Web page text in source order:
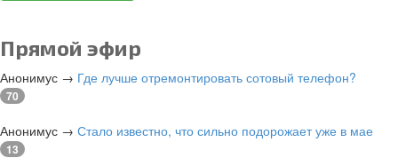
Прямой эфир
Анонимус → Где лучше отремонтировать сотовый телефон?
70
Анонимус → Стало известно, что сильно подорожает уже в мае
13